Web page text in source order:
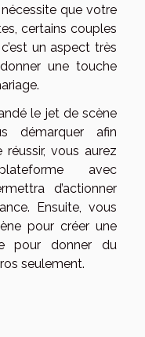
que votre
certains couples
un aspect très
une touche
le jet de scène
démarquer afin
vous aurez
avec
d’actionner
Ensuite, vous
pour créer une
pour donner du
seulement.